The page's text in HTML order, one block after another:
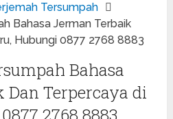
Tersumpah
Bahasa Jerman Terbaik
Hubungi 0877 2768 8883
Bahasa
Terpercaya di